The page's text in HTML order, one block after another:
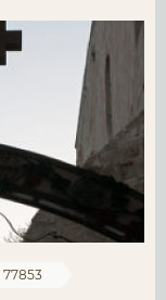
77853